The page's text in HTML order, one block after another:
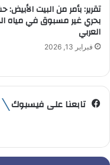
تقرير: بأمر من البيت الأبيض:
بحري غير مسبوق في مياه
العربي
فبراير 13, 2026
تابعنا على فيسبوك